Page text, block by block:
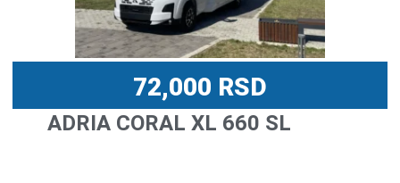
72,000 RSD
ADRIA CORAL XL 660 SL